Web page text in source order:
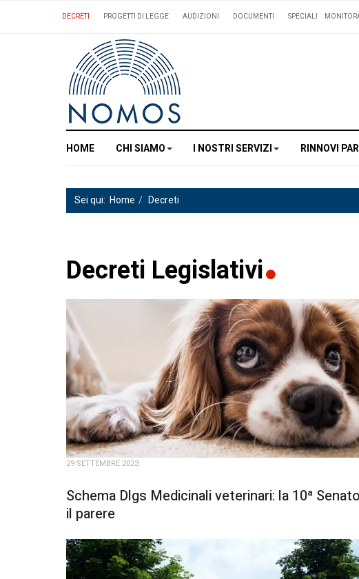
DECRETI PROGETTI DI LEGGE AUDIZIONI DOCUMENTI SPECIALI
HOME CHI SIAMO I NOSTRI SERVIZI RINNOVI
Sei qui: Home Decreti
Decreti Legislativi
29 SETTEMBRE 2023
Schema Dlgs Medicinali veterinari: la 10ª
il parere